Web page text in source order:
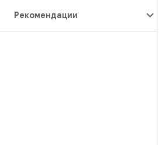
Рекомендации